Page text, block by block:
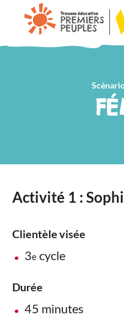
Activité 1 :
Clientèle visée
3e cycle
Durée
45 minutes